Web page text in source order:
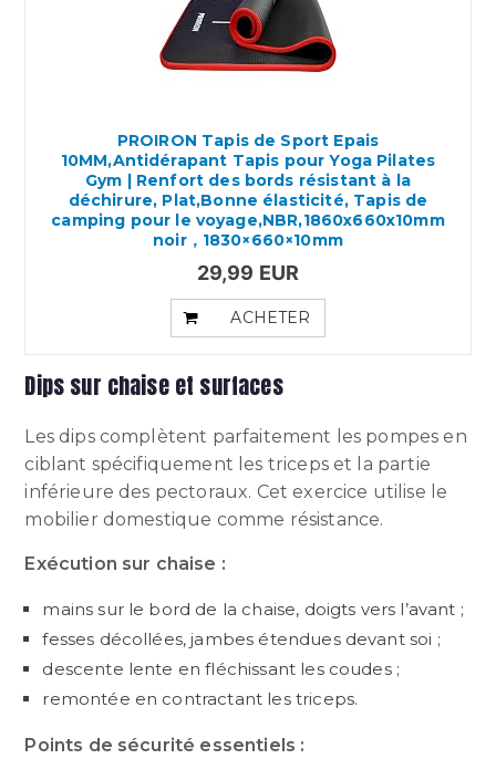
PROIRON Tapis de Sport Epais
10MM,Antidérapant Tapis pour Yoga Pilates
Gym | Renfort des bords résistant à la
déchirure, Plat,Bonne élasticité, Tapis de
camping pour le voyage,NBR,1860x660x10mm
noir，1830×660×10mm
29,99 EUR
ACHETER
Dips sur chaise et surfaces
Les dips complètent parfaitement les pompes en
ciblant spécifiquement les triceps et la partie
inférieure des pectoraux. Cet exercice utilise le
mobilier domestique comme résistance.
Exécution sur chaise :
mains sur le bord de la chaise, doigts vers l’avant ;
fesses décollées, jambes étendues devant soi ;
descente lente en fléchissant les coudes ;
remontée en contractant les triceps.
Points de sécurité essentiels :